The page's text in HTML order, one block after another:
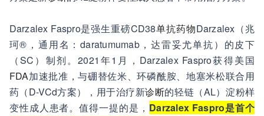
Darzalex Faspro是强生重磅CD38单抗药物Darzalex（兆
珂®，通用名：daratumumab，达雷妥尤单抗）的皮下
（SC）制剂。2021年1月，Darzalex Faspro获得美国
FDA加速批准，与硼替佐米、环磷酰胺、地塞米松联合用
药（D-VCd方案），用于治疗新诊断的轻链（AL）淀粉样
变性成人患者。值得一提的是， Darzalex Faspro是首个